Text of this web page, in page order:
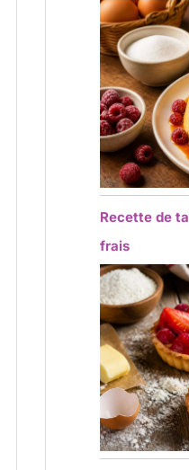
Recette de
frais